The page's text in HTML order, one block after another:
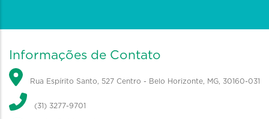
Informações de Contato
Rua Espírito Santo, 527 Centro - Belo Horizonte, MG, 30160-031
(31) 3277-9701